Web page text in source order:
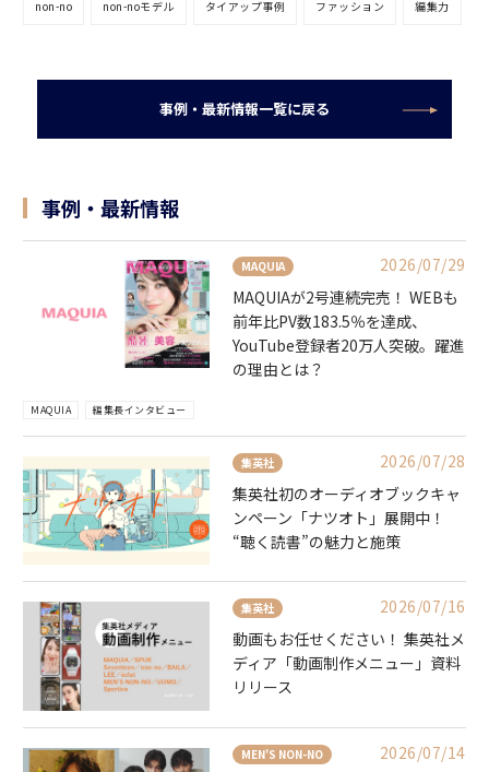
non-no non-noモデル タイアップ事例 ファッション 編集力
事例・最新情報一覧に戻る
事例・最新情報
MAQUIA
2026/07/29
MAQUIAが2号連続完売！ WEBも
前年比PV数183.5％を達成、
YouTube登録者20万人突破。躍進
の理由とは？
MAQUIA 編集長インタビュー
集英社
2026/07/28
集英社初のオーディオブックキャ
ンペーン「ナツオト」展開中！
“聴く読書”の魅力と施策
集英社
2026/07/16
動画もお任せください！ 集英社メ
ディア「動画制作メニュー」資料
リリース
MEN'S NON-NO
2026/07/14